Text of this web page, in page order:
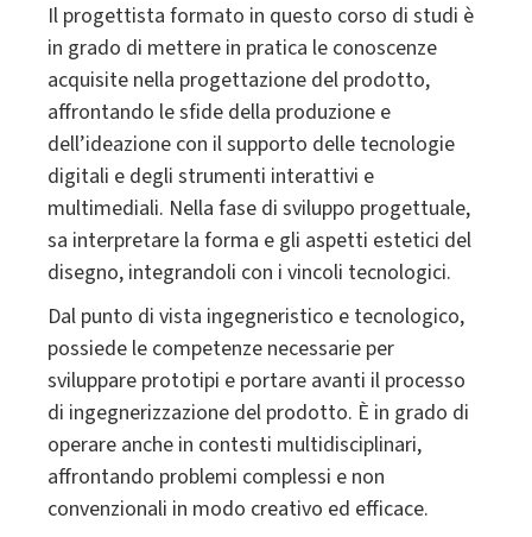
Il progettista formato in questo corso di studi è
in grado di mettere in pratica le conoscenze
acquisite nella progettazione del prodotto,
affrontando le sfide della produzione e
dell’ideazione con il supporto delle tecnologie
digitali e degli strumenti interattivi e
multimediali. Nella fase di sviluppo progettuale,
sa interpretare la forma e gli aspetti estetici del
disegno, integrandoli con i vincoli tecnologici.
Dal punto di vista ingegneristico e tecnologico,
possiede le competenze necessarie per
sviluppare prototipi e portare avanti il processo
di ingegnerizzazione del prodotto. È in grado di
operare anche in contesti multidisciplinari,
affrontando problemi complessi e non
convenzionali in modo creativo ed efficace.